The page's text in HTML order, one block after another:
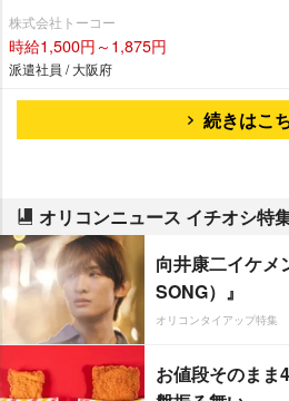
株式会社トーコー
時給1,500円～1,875円
派遣社員 / 大阪府
続きはこ
オリコンニュース イチオシ特
向井康二イケメ
SONG）』
オリコンタイアップ特集
お値段そのまま